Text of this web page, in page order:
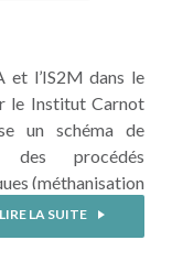
et l’IS2M dans le
le Institut Carnot
un schéma de
des procédés
(méthanisation
secteur agricole
biostimulants,
LIRE LA SUITE